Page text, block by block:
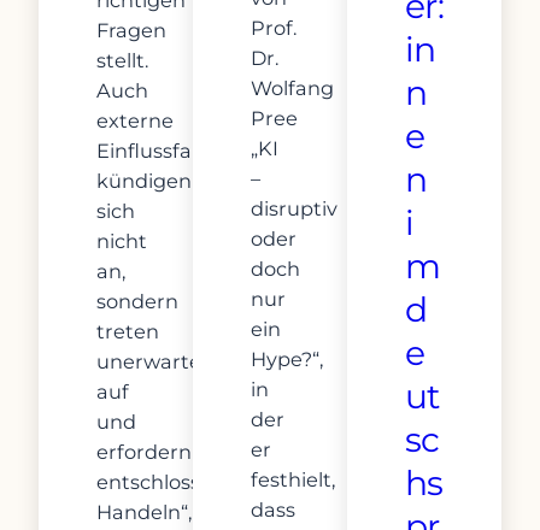
Fragen
stellt.
Auch
externe
Einflussfaktoren
kündigen
sich
nicht
an,
sondern
treten
unerwartet
auf
und
erfordern
entschlossenes
Handeln“,
Prof.
Dr.
Wolfang
Pree
„KI
–
disruptiv
oder
doch
nur
ein
Hype?“,
in
der
er
festhielt,
dass
in
n
e
n
i
m
d
e
ut
sc
hs